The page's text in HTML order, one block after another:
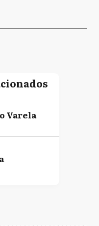
Varela